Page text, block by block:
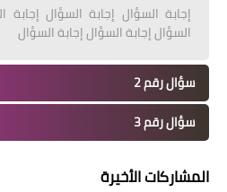
إجابة السؤال إجابة السؤال إجابة
السؤال إجابة السؤال إجابة السؤال
سؤال رقم 2
سؤال رقم 3
المشاركات الأخيرة